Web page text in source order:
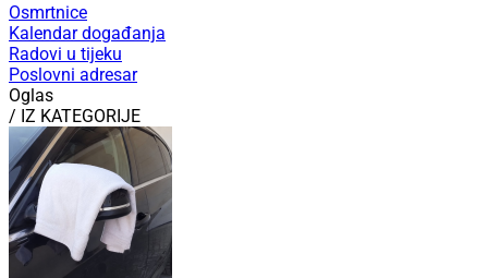
Osmrtnice
Kalendar događanja
Radovi u tijeku
Poslovni adresar
Oglas
/ IZ KATEGORIJE